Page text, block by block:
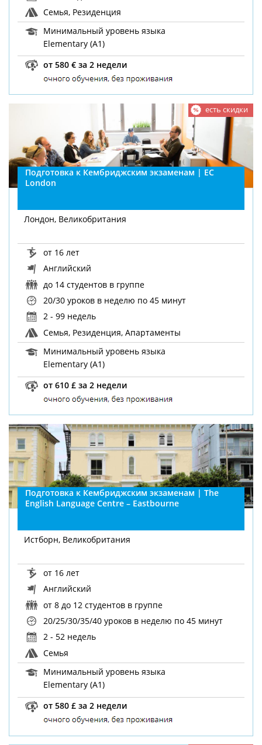
Семья, Резиденция
Минимальный уровень языка
Elementary (A1)
от 580 € за 2 недели
Подготовка к Кембриджским экзаменам | EC
London
есть скидки
Лондон, Великобритания
от 16 лет
Английский
до 14 студентов в группе
20/30 уроков в неделю по 45 минут
2 - 99 недель
Семья, Резиденция, Апартаменты
Минимальный уровень языка
Elementary (A1)
от 610 £ за 2 недели
Подготовка к Кембриджским экзаменам | The
English Language Centre – Eastbourne
Истборн, Великобритания
от 16 лет
Английский
от 8 до 12 студентов в группе
20/25/30/35/40 уроков в неделю по 45 минут
2 - 52 недель
Семья
Минимальный уровень языка
Elementary (A1)
от 580 £ за 2 недели